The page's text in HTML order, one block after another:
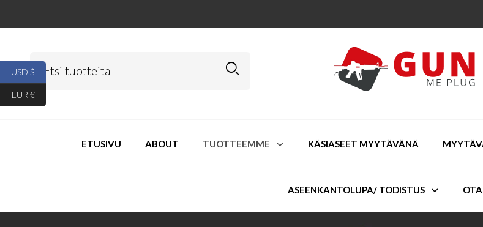
ETUSIVU ABOUT TUOTTEEMME KÄSIASEET MYYTÄVÄNÄ
ASEENKANTOLUPA/ TODISTUS
USD $
EUR €